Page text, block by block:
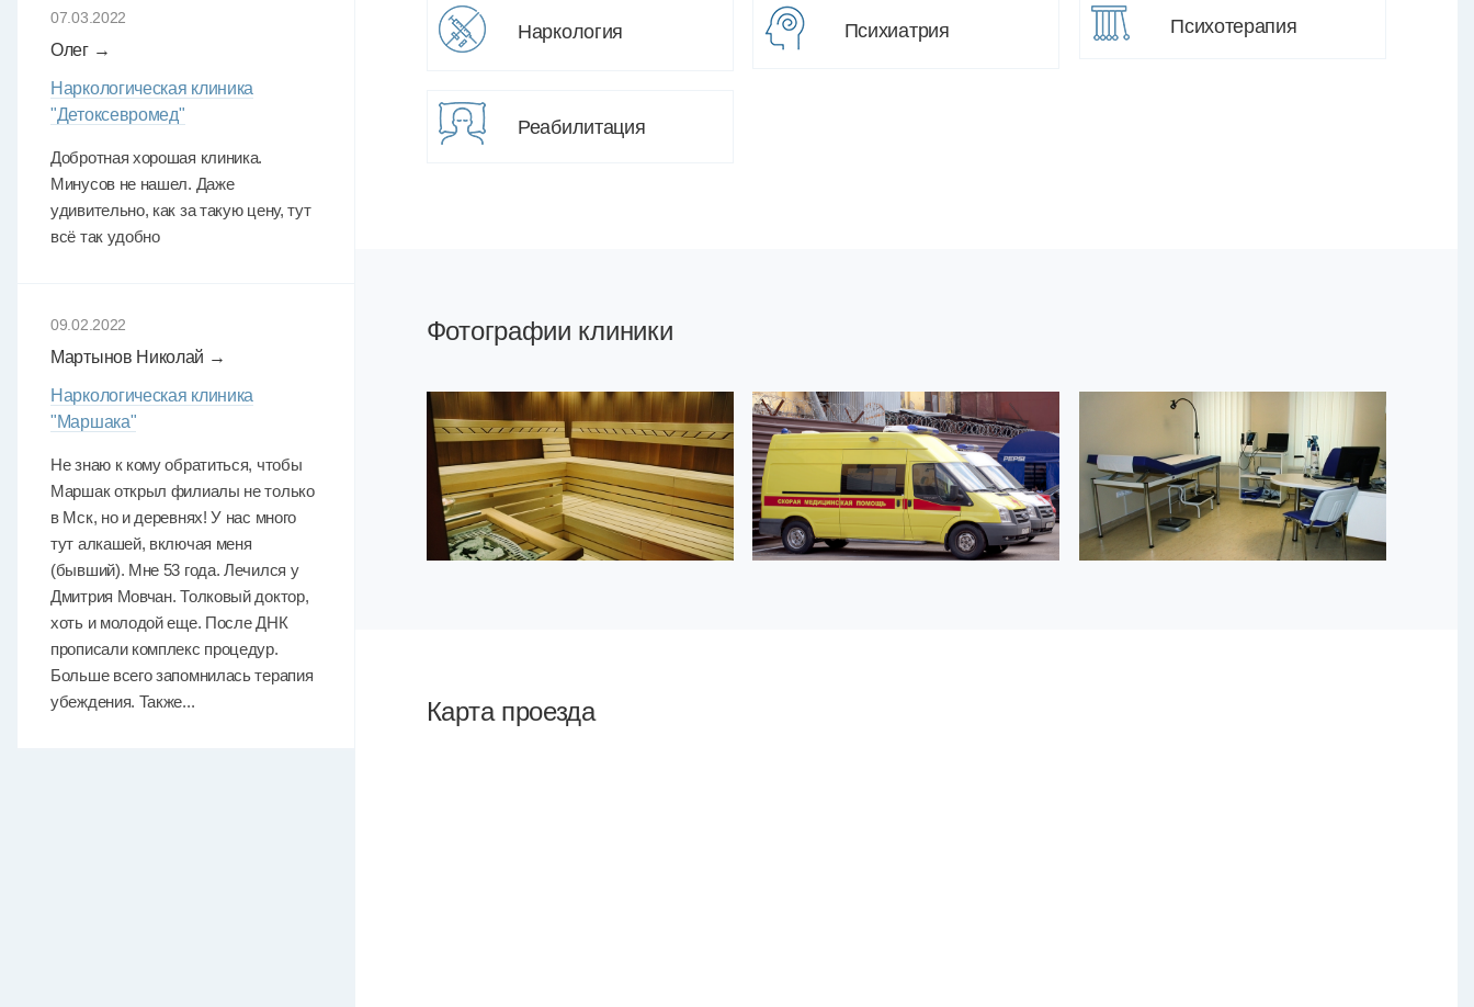
Наркология Психиатрия Психотерапия
Реабилитация
Фотографии клиники
Карта проезда
07.03.2022
Олег →
Наркологическая клиника
"Детоксевромед"
Добротная хорошая клиника.
Минусов не нашел. Даже
удивительно, как за такую цену, тут
всё так удобно
09.02.2022
Мартынов Николай →
Наркологическая клиника
"Маршака"
Не знаю к кому обратиться, чтобы
Маршак открыл филиалы не только
в Мск, но и деревнях! У нас много
тут алкашей, включая меня
(бывший). Мне 53 года. Лечился у
Дмитрия Мовчан. Толковый доктор,
хоть и молодой еще. После ДНК
прописали комплекс процедур.
Больше всего запомнилась терапия
убеждения. Также...